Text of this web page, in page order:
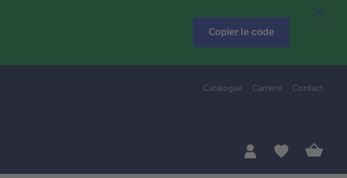
Copier le code
Catalogue Carrière Contact